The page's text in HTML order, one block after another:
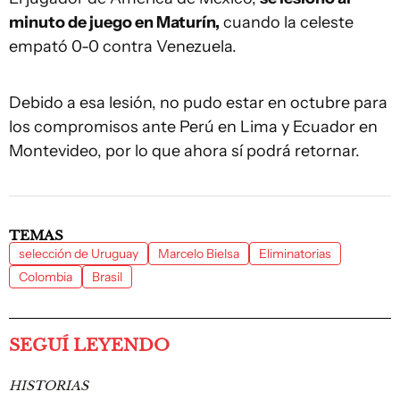
minuto de juego en Maturín, cuando la celeste
empató 0-0 contra Venezuela.
Debido a esa lesión, no pudo estar en octubre para
los compromisos ante Perú en Lima y Ecuador en
Montevideo, por lo que ahora sí podrá retornar.
TEMAS
selección de Uruguay Marcelo Bielsa
Eliminatorias
Colombia
Brasil
SEGUÍ LEYENDO
HISTORIAS